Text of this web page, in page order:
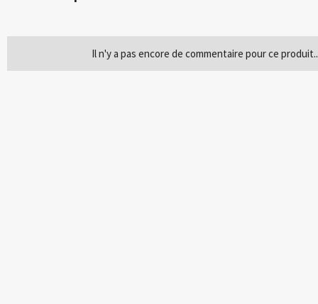
Il n'y a pas encore de commentaire pour ce